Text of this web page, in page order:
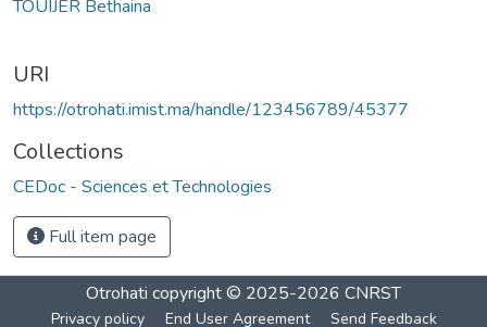
TOUIJER Bethaina
URI
https://otrohati.imist.ma/handle/123456789/45377
Collections
CEDoc - Sciences et Technologies
Full item page
Otrohati copyright © 2025-2026 CNRST
Privacy policy End User Agreement Send Feedback